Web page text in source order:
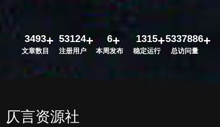
3493
文章数目
53124
注册用户
6
本周发布
1315
稳定运行
5337886
总访问量
仄言资源社